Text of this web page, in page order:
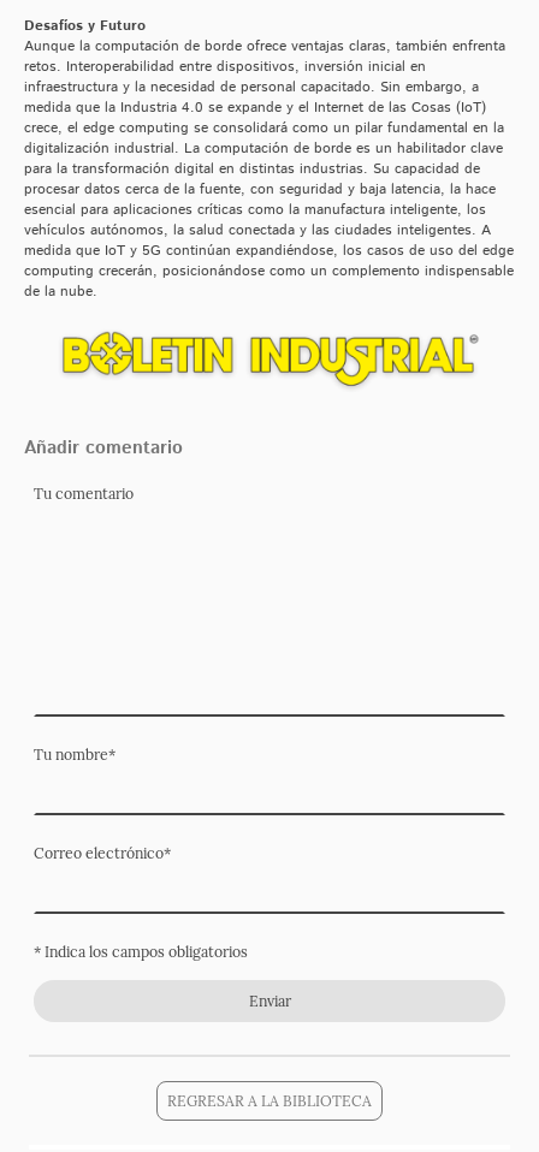
Desafíos y Futuro
Aunque la computación de borde ofrece ventajas claras, también enfrenta
retos. Interoperabilidad entre dispositivos, inversión inicial en
infraestructura y la necesidad de personal capacitado. Sin embargo, a
medida que la Industria 4.0 se expande y el Internet de las Cosas (IoT)
crece, el edge computing se consolidará como un pilar fundamental en la
digitalización industrial. La computación de borde es un habilitador clave
para la transformación digital en distintas industrias. Su capacidad de
procesar datos cerca de la fuente, con seguridad y baja latencia, la hace
esencial para aplicaciones críticas como la manufactura inteligente, los
vehículos autónomos, la salud conectada y las ciudades inteligentes. A
medida que IoT y 5G continúan expandiéndose, los casos de uso del edge
computing crecerán, posicionándose como un complemento indispensable
de la nube.
Añadir comentario
Tu comentario
Tu nombre*
Correo electrónico*
* Indica los campos obligatorios
Enviar
REGRESAR A LA BIBLIOTECA